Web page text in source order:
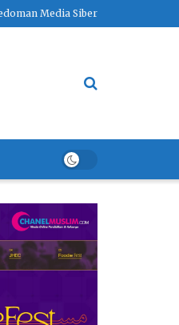
Media Siber